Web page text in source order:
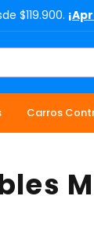
$119.900.
Carros